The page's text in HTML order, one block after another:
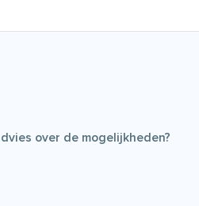
over de mogelijkheden?